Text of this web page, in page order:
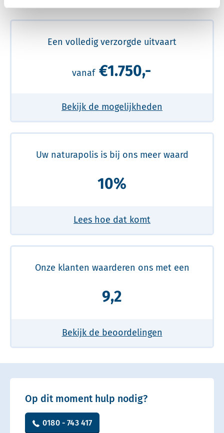
Een volledig verzorgde uitvaart
vanaf €1.750,-
Bekijk de mogelijkheden
Uw naturapolis is bij ons meer waard
10%
Lees hoe dat komt
Onze klanten waarderen ons met een
9,2
Bekijk de beoordelingen
Op dit moment hulp nodig?
0180 - 743 417